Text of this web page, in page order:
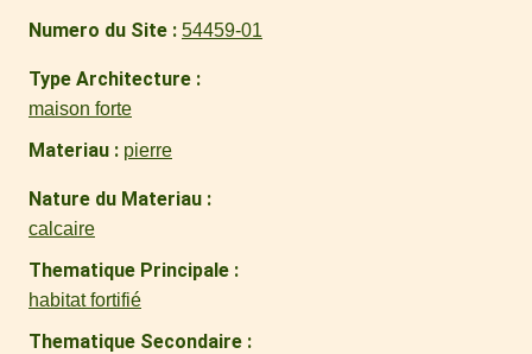
Numero du Site 54459-01
Type Architecture
maison forte
Materiau pierre
Nature du Materiau
calcaire
Thematique Principale
habitat fortifié
Thematique Secondaire